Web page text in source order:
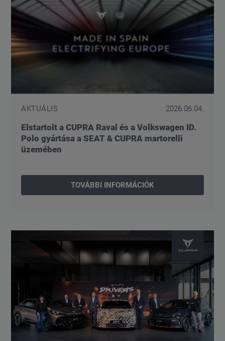
AKTUÁLIS 2026.06.04.
Elstartolt a CUPRA Raval és a Volkswagen ID.
Polo gyártása a SEAT & CUPRA martorelli
üzemében
TOVÁBBI INFORMÁCIÓK